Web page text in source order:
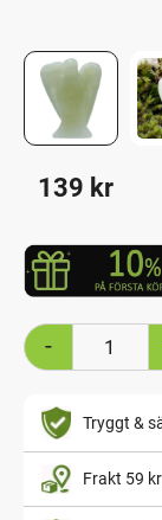
139 kr
-
Tryggt &
Frakt 59